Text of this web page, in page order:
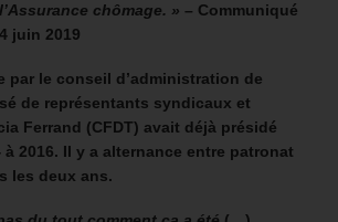
chômage. » – Communiqué
juin 2019
par le conseil d’administration de
de représentants syndicaux et
Ferrand (CFDT) avait déjà présidé
à 2016. Il y a alternance entre patronat
les deux ans.